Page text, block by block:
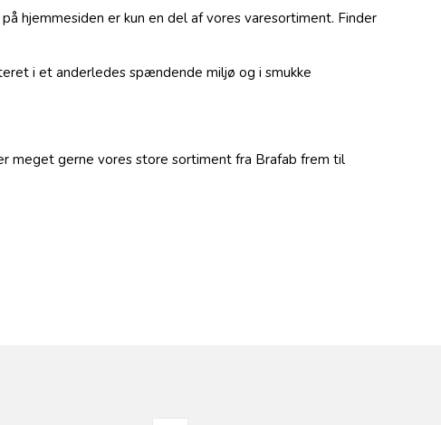
hjemmesiden er kun en del af vores varesortiment. Finder
i et anderledes spændende miljø og i smukke
meget gerne vores store sortiment fra Brafab frem til